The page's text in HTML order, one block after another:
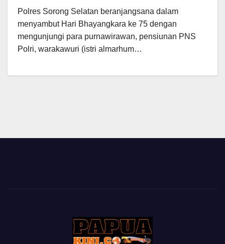
Polres Sorong Selatan beranjangsana dalam
menyambut Hari Bhayangkara ke 75 dengan
mengunjungi para purnawirawan, pensiunan PNS
Polri, warakawuri (istri almarhum…